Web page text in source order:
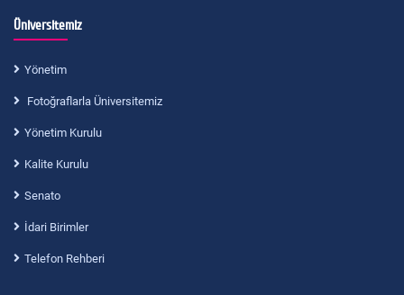
Üniversitemiz
Yönetim
Fotoğraflarla Üniversitemiz
Yönetim Kurulu
Kalite Kurulu
Senato
İdari Birimler
Telefon Rehberi